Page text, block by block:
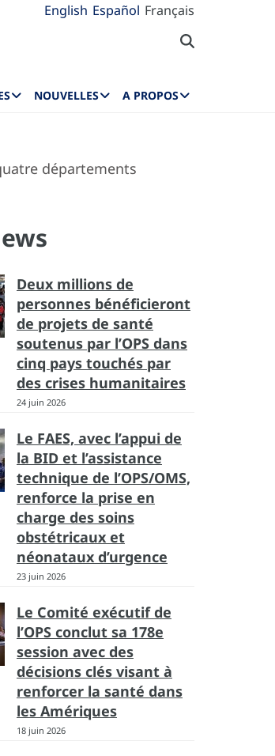
English Español Français
NOUVELLES A PROPOS
départements
Deux millions de
personnes bénéficieront
de projets de santé
soutenus par l’OPS dans
cinq pays touchés par
des crises humanitaires
24 juin 2026
Le FAES, avec l’appui de
la BID et l’assistance
technique de l’OPS/OMS,
renforce la prise en
charge des soins
obstétricaux et
néonataux d’urgence
23 juin 2026
Le Comité exécutif de
l’OPS conclut sa 178e
session avec des
décisions clés visant à
renforcer la santé dans
les Amériques
18 juin 2026